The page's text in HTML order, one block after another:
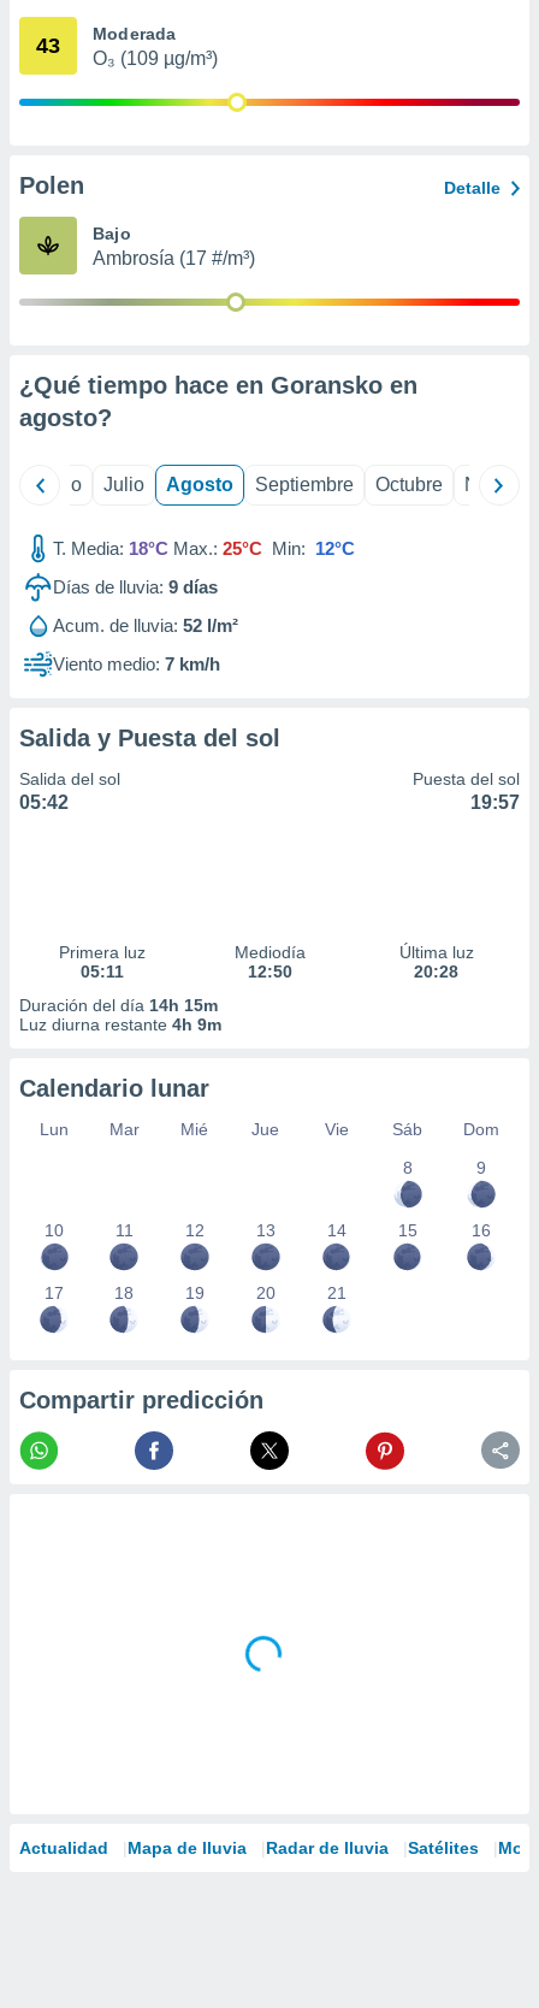
mediante
publicidad
de
43 Moderada
O₃ (109 µg/m³)
Polen Detalle
Bajo
Ambrosía (17 #/m³)
¿Qué tiempo hace en Goransko en
agosto?
Junio Julio Agosto Septiembre Octubre
T. Media: 18°C Max.: 25°C Min: 12°C
Días de lluvia: 9 días
Acum. de lluvia: 52 l/m²
Viento medio: 7 km/h
Salida y Puesta del sol
Salida del sol
05:42
Puesta del sol
19:57
Primera luz
05:11
Mediodía
12:50
Última luz
20:28
Duración del día 14h 15m
Luz diurna restante 4h 9m
Calendario lunar
Lun Mar Mié Jue Vie Sáb
Dom
8
9
10 11 12 13 14 15 16
17 18 19 20 21
Compartir predicción
Actualidad Mapa de lluvia Radar de lluvia Satélites